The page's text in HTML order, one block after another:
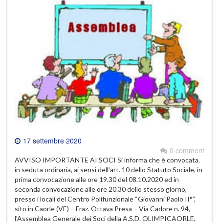
17 settembre 2020
0 comment
AVVISO IMPORTANTE AI SOCI Si informa che è convocata,
in seduta ordinaria, ai sensi dell’art. 10 dello Statuto Sociale, in
prima convocazione alle ore 19.30 del 08.10.2020 ed in
seconda convocazione alle ore 20.30 dello stesso giorno,
presso i locali del Centro Polifunzionale “Giovanni Paolo II°”,
sito in Caorle (VE) – Fraz. Ottava Presa – Via Cadore n. 94,
l’Assemblea Generale dei Soci della A.S.D. OLIMPICAORLE,